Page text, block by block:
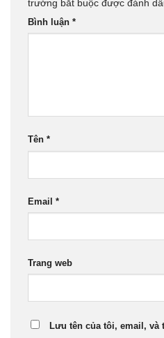
trường bắt buộc được đánh
Bình luận *
Tên *
Email *
Trang web
Lưu tên của tôi, email, và